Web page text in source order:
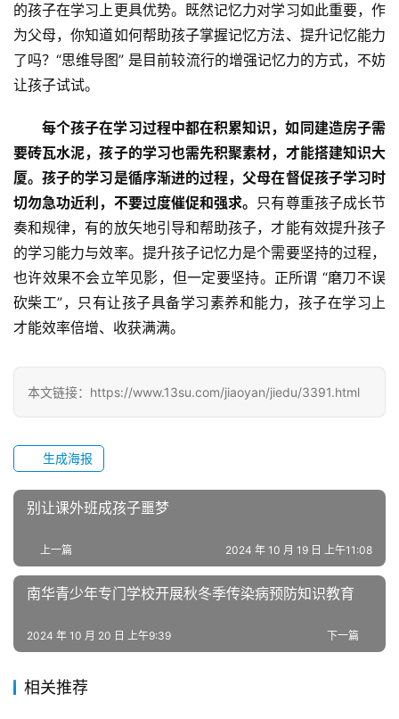
新
闻
中
教
研
中
心
成
长
中
心
国
青
少
叛
逆
的孩子在学习上更具优势。既然记忆力对学习如此重要，作
为父母，你知道如何帮助孩子掌握记忆方法、提升记忆能力
了吗？“思维导图” 是目前较流行的增强记忆力的方式，不妨
让孩子试试。
每个孩子在学习过程中都在积累知识，如同建造房子需
要砖瓦水泥，孩子的学习也需先积聚素材，才能搭建知识大
厦。孩子的学习是循序渐进的过程，父母在督促孩子学习时
切勿急功近利，不要过度催促和强求。 只有尊重孩子成长节
奏和规律，有的放矢地引导和帮助孩子，才能有效提升孩子
的学习能力与效率。提升孩子记忆力是个需要坚持的过程，
也许效果不会立竿见影，但一定要坚持。正所谓 “磨刀不误
砍柴工”，只有让孩子具备学习素养和能力，孩子在学习上
才能效率倍增、收获满满。
本文链接：https://www.13su.com/jiaoyan/jiedu/3391.html
生成海报
别让课外班成孩子噩梦
上一篇 2024 年 10 月 19 日 上午11:08
南华青少年专门学校开展秋冬季传染病预防知识教育
下一篇
2024 年 10 月 20 日 上午9:39
相关推荐